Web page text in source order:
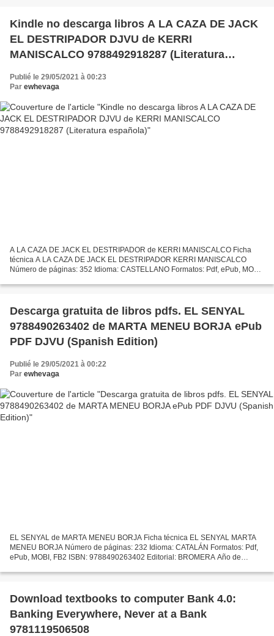
Kindle no descarga libros A LA CAZA DE JACK
EL DESTRIPADOR DJVU de KERRI
MANISCALCO 9788492918287 (Literatura
Publié le 29/05/2021 à 00:23
Par ewhevaga
A LA CAZA DE JACK EL DESTRIPADOR de KERRI MANISCALCO Ficha
técnica A LA CAZA DE JACK EL DESTRIPADOR KERRI MANISCALCO
Número de páginas: 352 Idioma: CASTELLANO Formatos: Pdf, ePub, MOBI,
Descargar...
Descarga gratuita de libros pdfs. EL SENYAL
9788490263402 de MARTA MENEU BORJA ePub
PDF DJVU (Spanish Edition)
Publié le 29/05/2021 à 00:22
Par ewhevaga
EL SENYAL de MARTA MENEU BORJA Ficha técnica EL SENYAL MARTA
MENEU BORJA Número de páginas: 232 Idioma: CATALÁN Formatos: Pdf,
ePub, MOBI, FB2 ISBN: 9788490263402 Editorial: BROMERA Año de
Download textbooks to computer Bank 4.0:
Banking Everywhere, Never at a Bank
9781119506508